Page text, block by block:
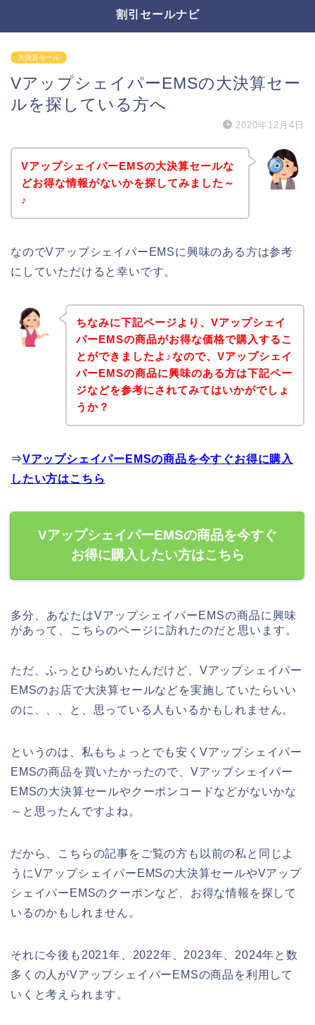
割引セールナビ
大決算セール
VアップシェイパーEMSの大決算セー
ルを探している方へ
2020年12月4日
VアップシェイパーEMSの大決算セールな
どお得な情報がないかを探してみました～
♪
なのでVアップシェイパーEMSに興味のある方は参考
にしていただけると幸いです。
ちなみに下記ページより、Vアップシェイ
パーEMSの商品がお得な価格で購入するこ
とができましたよ♪なので、Vアップシェイ
パーEMSの商品に興味のある方は下記ペー
ジなどを参考にされてみてはいかがでしょ
うか？
⇒VアップシェイパーEMSの商品を今すぐお得に購入
したい方はこちら
VアップシェイパーEMSの商品を今すぐ
お得に購入したい方はこちら
多分、あなたはVアップシェイパーEMSの商品に興味
があって、こちらのページに訪れたのだと思います。
ただ、ふっとひらめいたんだけど、Vアップシェイパー
EMSのお店で大決算セールなどを実施していたらいい
のに、、、と、思っている人もいるかもしれません。
というのは、私もちょっとでも安くVアップシェイパー
EMSの商品を買いたかったので、Vアップシェイパー
EMSの大決算セールやクーポンコードなどがないかな
～と思ったんですよね。
だから、こちらの記事をご覧の方も以前の私と同じよ
うにVアップシェイパーEMSの大決算セールやVアップ
シェイパーEMSのクーポンなど、お得な情報を探して
いるのかもしれません。
それに今後も2021年、2022年、2023年、2024年と数
多くの人がVアップシェイパーEMSの商品を利用して
いくと考えられます。